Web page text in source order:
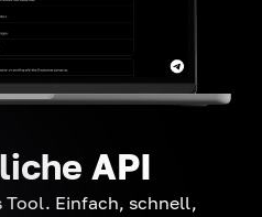
API
Tool. Einfach, schnell,